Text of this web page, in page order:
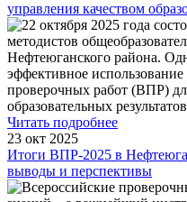
управления качеством
22 октября 2025 года
методистов
Нефтеюганского района.
эффективное использование
проверочных работ (ВПР)
образовательных
Читать подробнее
23 окт 2025
Итоги ВПР-2025 в
выводы и перспективы
Всероссийские